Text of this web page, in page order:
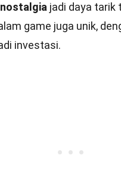
nostalgia jadi daya tarik
game juga unik,
investasi.